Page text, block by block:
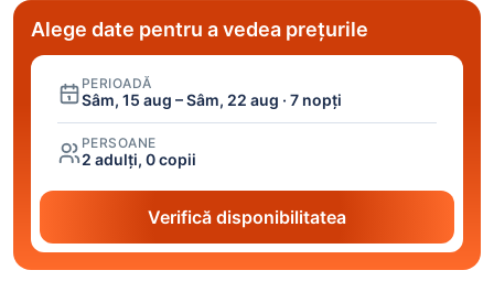
Alege date pentru a vedea prețurile
PERIOADĂ
Sâm, 15 aug – Sâm, 22 aug · 7 nopți
PERSOANE
2 adulți, 0 copii
Verifică disponibilitatea